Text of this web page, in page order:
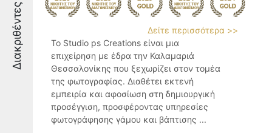
Διακριθέντες
Δείτε περισσότερα >>
Το Studio ps Creations είναι μια
επιχείρηση με έδρα την Καλαμαριά
Θεσσαλονίκης που ξεχωρίζει στον τομέα
της φωτογραφίας. Διαθέτει εκτενή
εμπειρία και αφοσίωση στη δημιουργική
προσέγγιση, προσφέροντας υπηρεσίες
φωτογράφησης γάμου και βάπτισης ...